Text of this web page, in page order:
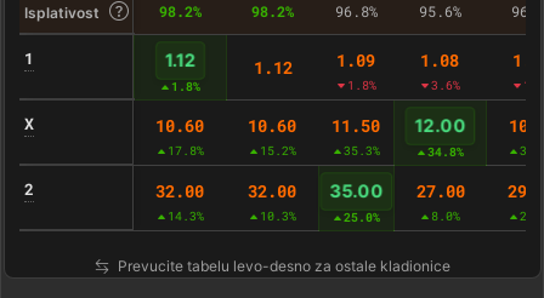
Isplativost 98.2% 98.2% 96.8% 95.6%
1 1.12
1.8%
1.12 1.09
1.8%
1.08
3.6%
X 10.60
17.8%
10.60
15.2%
11.50
35.3%
12.00
34.8%
2 32.00
14.3%
32.00
10.3%
35.00
25.0%
27.00
8.0%
Prevucite tabelu levo-desno za ostale kladionice